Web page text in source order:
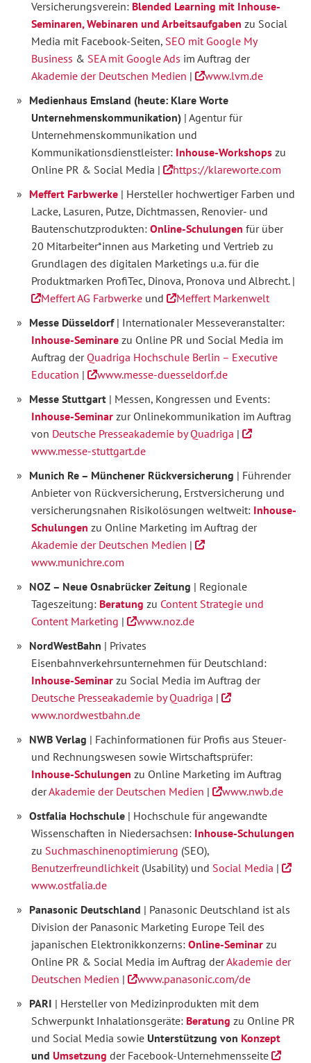
Versicherungsverein: Blended Learning mit Inhouse-
Seminaren, Webinaren und Arbeitsaufgaben zu Social
Media mit Facebook-Seiten, SEO mit Google My
Business & SEA mit Google Ads im Auftrag der
Akademie der Deutschen Medien |
www.lvm.de
Medienhaus Emsland (heute: Klare Worte
Unternehmenskommunikation) | Agentur für
Unternehmenskommunikation und
Kommunikationsdienstleister: Inhouse-Workshops zu
Online PR & Social Media |
https://klareworte.com
Meffert Farbwerke | Hersteller hochwertiger Farben und
Lacke, Lasuren, Putze, Dichtmassen, Renovier- und
Bautenschutzprodukten: Online-Schulungen für über
20 Mitarbeiter*innen aus Marketing und Vertrieb zu
Grundlagen des digitalen Marketings u.a. für die
Produktmarken ProfiTec, Dinova, Pronova und Albrecht. |
Meffert AG Farbwerke und
Meffert Markenwelt
Messe Düsseldorf| Internationaler Messeveranstalter:
Inhouse-Seminare zu Online PR und Social Media im
Auftrag der Quadriga Hochschule Berlin – Executive
Education |
www.messe-duesseldorf.de
Messe Stuttgart | Messen, Kongressen und Events:
Inhouse-Seminar zur Onlinekommunikation im Auftrag
von Deutsche Presseakademie by Quadriga |
www.messe-stuttgart.de
Munich Re – Münchener Rückversicherung | Führender
Anbieter von Rückversicherung, Erstversicherung und
versicherungsnahen Risikolösungen weltweit: Inhouse-
Schulungen zu Online Marketing im Auftrag der
Akademie der Deutschen Medien |
www.munichre.com
NOZ – Neue Osnabrücker Zeitung | Regionale
Tageszeitung: Beratung zu Content Strategie und
Content Marketing |
www.noz.de
NordWestBahn | Privates
Eisenbahnverkehrsunternehmen für Deutschland:
Inhouse-Seminar zu Social Media im Auftrag der
Deutsche Presseakademie by Quadriga |
www.nordwestbahn.de
NWB Verlag | Fachinformationen für Profis aus Steuer-
und Rechnungswesen sowie Wirtschaftsprüfer:
Inhouse-Schulungen zu Online Marketing im Auftrag
derAkademie der Deutschen Medien |
www.nwb.de
Ostfalia Hochschule | Hochschule für angewandte
Wissenschaften in Niedersachsen: Inhouse-Schulungen
zu Suchmaschinenoptimierung (SEO),
Benutzerfreundlichkeit(Usability) und Social Media |
www.ostfalia.de
Panasonic Deutschland | Panasonic Deutschland ist als
Division der Panasonic Marketing Europe Teil des
japanischen Elektronikkonzerns: Online-Seminar zu
Online PR & Social Media im Auftrag derAkademie der
Deutschen Medien |
www.panasonic.com/de
PARI | Hersteller von Medizinprodukten mit dem
Schwerpunkt Inhalationsgeräte: Beratung zu Online PR
und Social Media sowie Unterstützung von Konzept
und Umsetzung der Facebook-Unternehmensseite